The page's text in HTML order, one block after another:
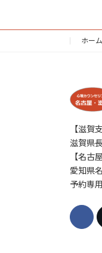
ホーム
【滋賀
滋賀県
【名古
愛知県
予約専